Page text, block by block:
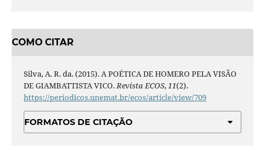
COMO CITAR
Silva, A. R. da. (2015). A POÉTICA DE HOMERO PELA VISÃO
DE GIAMBATTISTA VICO.Revista ECOS,11(2).
https://periodicos.unemat.br/ecos/article/view/709
FORMATOS DE CITAÇÃO